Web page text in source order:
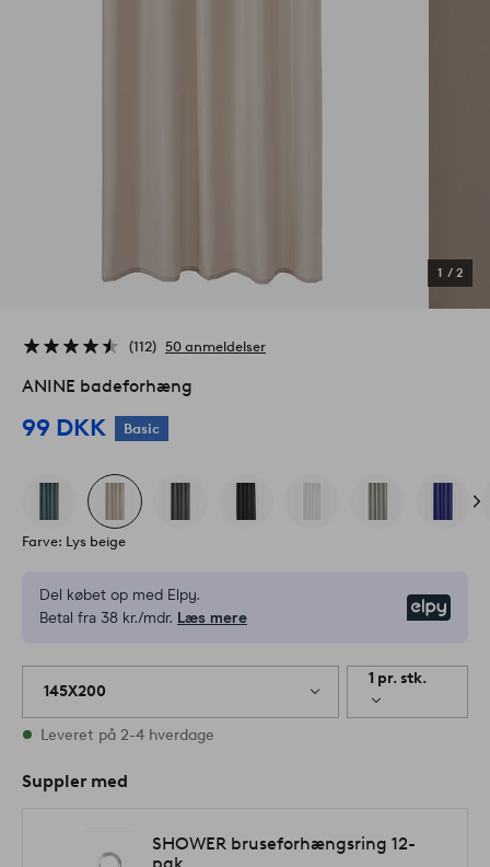
1 / 2
112 50 anmeldelser
ANINE badeforhæng
99 DKK Basic
Farve: Lys beige
Del købet op med Elpy.
Betal fra 38 kr./mdr. Læs mere
145X200
1 pr. stk.
På lager
Leveret på 2-4 hverdage
Suppler med
SHOWER bruseforhængsring 12-
pak